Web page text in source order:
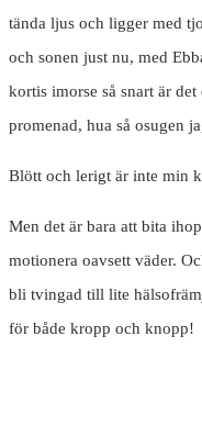
tända ljus och ligger med
och sonen just nu, med
kortis imorse så snart är
promenad, hua så osugen
Blött och lerigt är inte min
Men det är bara att bita
motionera oavsett väder.
bli tvingad till lite
för både kropp och knopp!